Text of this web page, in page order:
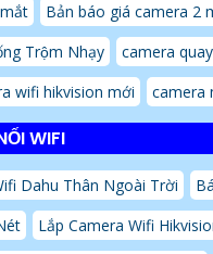
Bản báo giá camera 2
Trộm Nhạy
camera
wifi hikvision mới
camera
WIFI
Dahu Thân Ngoài Trời
Lắp Camera Wifi